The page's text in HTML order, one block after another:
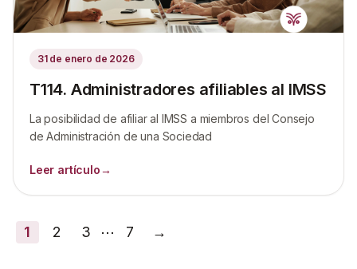
31 de enero de 2026
T114. Administradores afiliables al IMSS
La posibilidad de afiliar al IMSS a miembros del Consejo
de Administración de una Sociedad
Leer artículo→
1 2 3 ⋯ 7 →